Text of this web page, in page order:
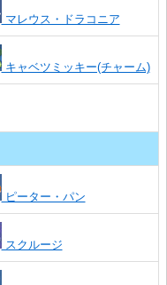
マレウス・ドラコニア
キャベツミッキー(チャーム)
ピーター・パン
スクルージ